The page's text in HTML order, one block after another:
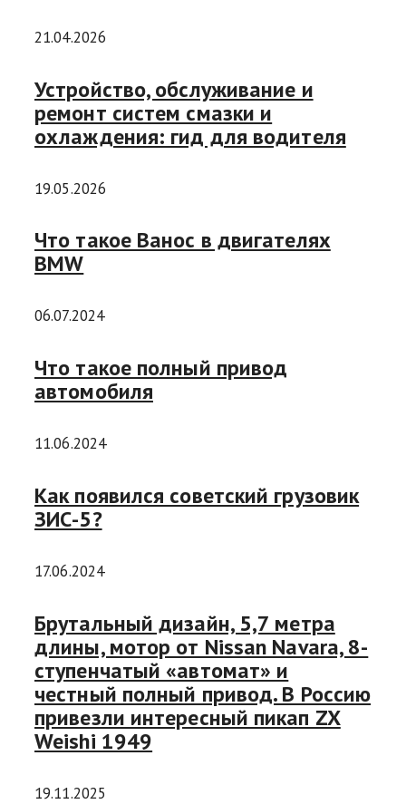
21.04.2026
Устройство, обслуживание и
ремонт систем смазки и
охлаждения: гид для водителя
19.05.2026
Что такое Ванос в двигателях
BMW
06.07.2024
Что такое полный привод
автомобиля
11.06.2024
Как появился советский грузовик
ЗИС-5?
17.06.2024
Брутальный дизайн, 5,7 метра
длины, мотор от Nissan Navara, 8-
ступенчатый «автомат» и
честный полный привод. В Россию
привезли интересный пикап ZX
Weishi 1949
19.11.2025